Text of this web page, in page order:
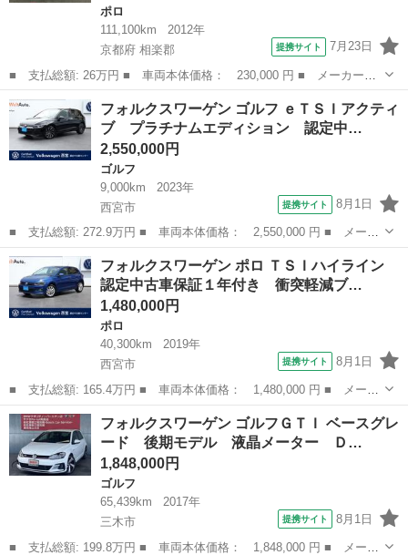
ポロ
111,100km
2012年
京都府 相楽郡
提携サイト 7月23日
■ 支払総額: 26万円 ■ 車両本体価格： 230,000 円 ■ メーカー
名： フォルクスワーゲン ■ 車種名： ポロ ■ グレード名： Ｔ
ＳＩコンフォートライン エアコン ナビ テレビ １８インチ社外
アルミ 電動格納...
京都 相楽郡
フォルクスワーゲン ゴルフ ｅＴＳＩアクティ
ブ プラチナムエディション 認定中…
2,550,000円
ゴルフ
9,000km
2023年
西宮市
提携サイト 8月1日
■ 支払総額: 272.9万円 ■ 車両本体価格： 2,550,000 円 ■ メーカ
ー名： フォルクスワーゲン ■ 車種名： ゴルフ ■ グレード
名： ｅＴＳＩアクティブ プラチナムエディション 認定中古車保
証１年付き ...
兵庫 西宮市 ゴルフ
フォルクスワーゲン ポロ ＴＳＩハイライン
認定中古車保証１年付き 衝突軽減ブ…
1,480,000円
ポロ
40,300km
2019年
西宮市
提携サイト 8月1日
■ 支払総額: 165.4万円 ■ 車両本体価格： 1,480,000 円 ■ メーカ
ー名： フォルクスワーゲン ■ 車種名： ポロ ■ グレード名：
ＴＳＩハイライン 認定中古車保証１年付き 衝突軽減ブレーキ Ｌ
ＥＤヘッ...
兵庫 西宮市
フォルクスワーゲン ゴルフＧＴＩ ベースグレ
ード 後期モデル 液晶メーター Ｄ…
1,848,000円
ゴルフ
65,439km
2017年
三木市
提携サイト 8月1日
■ 支払総額: 199.8万円 ■ 車両本体価格： 1,848,000 円 ■ メーカ